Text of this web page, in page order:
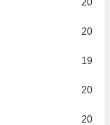
20
19
20
20